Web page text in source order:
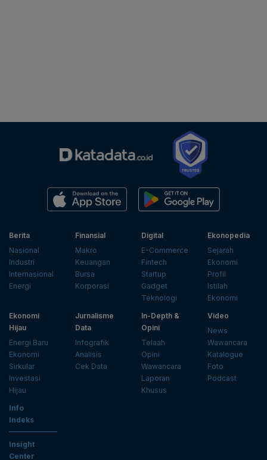
Berita
Nasional
Industri
Internasional
Energi
Finansial
Makro
Keuangan
Bursa
Korporasi
Digital
E-Commerce
Fintech
Startup
Gadget
Teknologi
Ekonopedia
Sejarah
Ekonomi
Profil
Istilah
Ekonomi
Ekonomi
Hijau
Energi Baru
Ekonomi
Sirkular
Investasi
Hijau
Jurnalisme
Data
Infografik
Analisis
Cek Data
In-Depth &
Opini
Telaah
Opini
Wawancara
Laporan
Khusus
Video
News
Wawancara
Katalogue
Foto
Podcast
Info
Indeks
Insight
Center